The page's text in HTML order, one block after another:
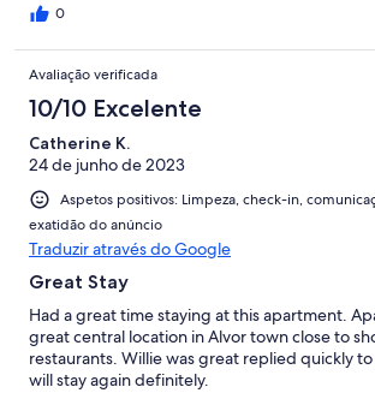
0
Avaliação verificada
10/10 Excelente
Catherine K.
24 de junho de 2023
Aspetos positivos: Limpeza, check-in,
exatidão do anúncio
Traduzir através do Google
Great Stay
Had a great time staying at this apartment.
great central location in Alvor town close to
restaurants. Willie was great replied quickly
will stay again definitely.